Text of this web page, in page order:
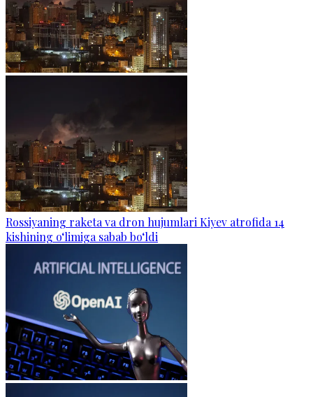
Rossiyaning raketa va dron hujumlari Kiyev atrofida 14
kishining o‘limiga sabab bo‘ldi